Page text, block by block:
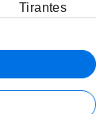
Tirantes